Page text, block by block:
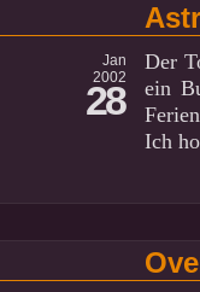
Jan
2002
28
Der
ein
Ich